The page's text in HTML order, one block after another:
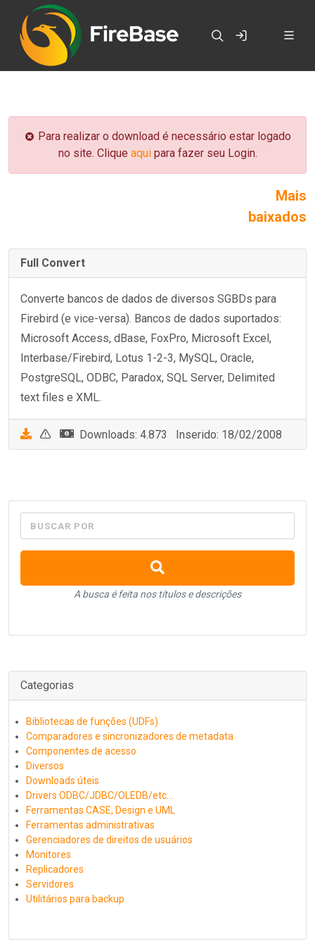
Para realizar o download é necessário estar logado
no site. Clique aquipara fazer seu Login.
Mais
baixados
Full Convert
Converte bancos de dados de diversos SGBDs para
Firebird (e vice-versa). Bancos de dados suportados:
Microsoft Access, dBase, FoxPro, Microsoft Excel,
Interbase/Firebird, Lotus 1-2-3, MySQL, Oracle,
PostgreSQL, ODBC, Paradox, SQL Server, Delimited
text files e XML.
Downloads: 4.873 Inserido: 18/02/2008
BUSCAR POR
A busca é feita nos títulos e descrições
Categorias
Bibliotecas de funções (UDFs)
Comparadores e sincronizadores de metadata
Componentes de acesso
Diversos
Downloads úteis
Drivers ODBC/JDBC/OLEDB/etc...
Ferramentas CASE, Design e UML
Ferramentas administrativas
Gerenciadores de direitos de usuários
Monitores
Replicadores
Servidores
Utilitários para backup